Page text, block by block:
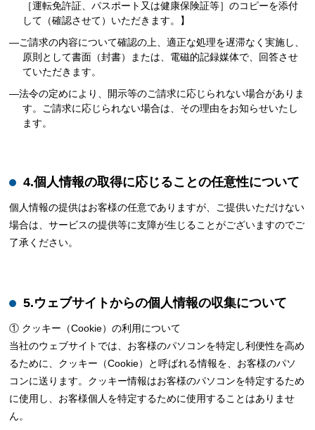
［運転免許証、パスポート又は健康保険証等］のコピーを添付
して（確認させて）いただきます。】
―ご請求の内容について確認の上、適正な処理を遅滞なく実施し、
原則として書面（封書）または、電磁的記録媒体で、回答させ
ていただきます。
―法令の定めにより、開示等のご請求に応じられない場合がありま
す。ご請求に応じられない場合は、その理由をお知らせいたし
ます。
4.個人情報の取得に応じることの任意性について
個人情報の提供はお客様の任意でありますが、ご提供いただけない
場合は、サービスの提供等に支障が生じることがございますのでご
了承ください。
5.ウェブサイトからの個人情報の収集について
① クッキー（Cookie）の利用について
当社のウェブサイトでは、お客様のパソコンを特定し利便性を高め
るために、クッキー（Cookie）と呼ばれる情報を、お客様のパソ
コンに送ります。クッキー情報はお客様のパソコンを特定するため
に使用し、お客様個人を特定するために使用することはありませ
ん。